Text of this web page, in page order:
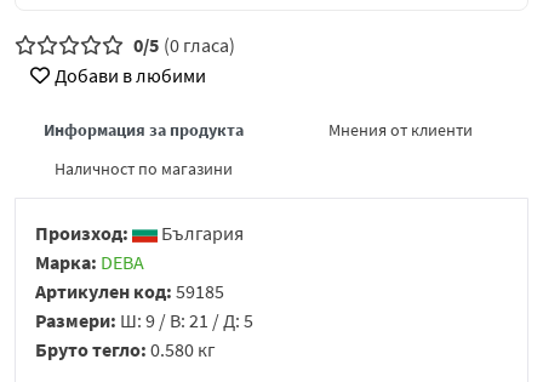
0/5 (0 гласа)
Добави в любими
Информация за продукта
Мнения от клиенти
Наличност по магазини
Произход:
България
Марка: DEBA
Артикулен код: 59185
Размери: Ш: 9 / В: 21 / Д: 5
Бруто тегло: 0.580 кг